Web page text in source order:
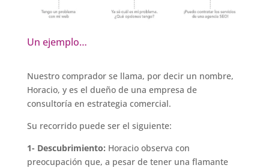
Un ejemplo…
Nuestro comprador se llama, por decir un nombre,
Horacio, y es el dueño de una empresa de
consultoría en estrategia comercial.
Su recorrido puede ser el siguiente:
1- Descubrimiento: Horacio observa con
preocupación que, a pesar de tener una flamante